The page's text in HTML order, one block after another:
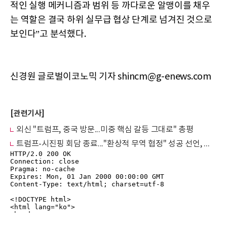
적인 실행 메커니즘과 범위 등 까다로운 알맹이를 채우
는 역할은 결국 하위 실무급 협상 단계로 넘겨진 것으로
보인다”고 분석했다.
신경원 글로벌이코노믹 기자 shincm@g-enews.com
[관련기사]
외신 "트럼프, 중국 방문...미중 핵심 갈등 그대로" 총평
트럼프-시진핑 회담 종료..."환상적 무역 협정" 성공 선언, 구체안은 미비